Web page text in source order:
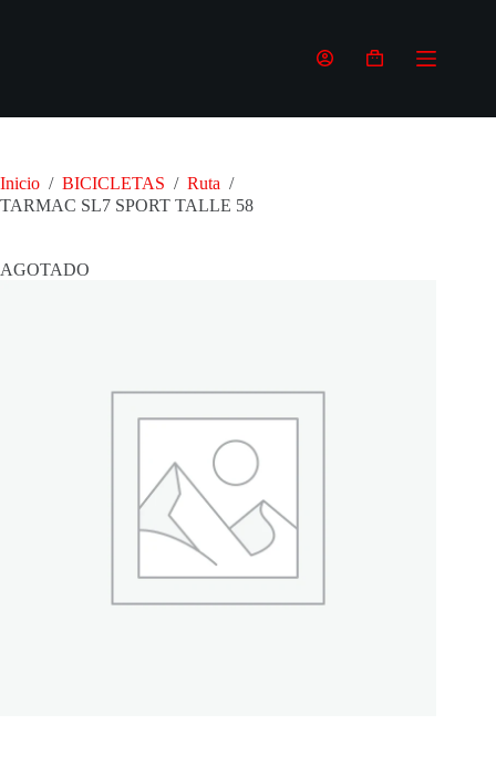
Carro
Inicio / BICICLETAS / Ruta /
TARMAC SL7 SPORT TALLE 58
AGOTADO